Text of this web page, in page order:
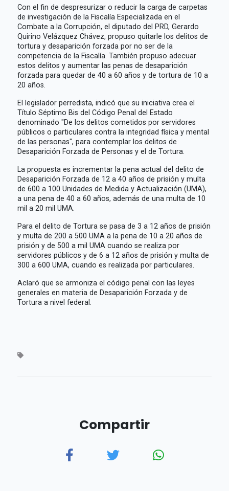
Con el fin de despresurizar o reducir la carga de carpetas
de investigación de la Fiscalía Especializada en el
Combate a la Corrupción, el diputado del PRD, Gerardo
Quirino Velázquez Chávez, propuso quitarle los delitos de
tortura y desaparición forzada por no ser de la
competencia de la Fiscalía. También propuso adecuar
estos delitos y aumentar las penas de desaparición
forzada para quedar de 40 a 60 años y de tortura de 10 a
20 años.
El legislador perredista, indicó que su iniciativa crea el
Título Séptimo Bis del Código Penal del Estado
denominado "De los delitos cometidos por servidores
públicos o particulares contra la integridad física y mental
de las personas", para contemplar los delitos de
Desaparición Forzada de Personas y el de Tortura.
La propuesta es incrementar la pena actual del delito de
Desaparición Forzada de 12 a 40 años de prisión y multa
de 600 a 100 Unidades de Medida y Actualización (UMA),
a una pena de 40 a 60 años, además de una multa de 10
mil a 20 mil UMA.
Para el delito de Tortura se pasa de 3 a 12 años de prisión
y multa de 200 a 500 UMA a la pena de 10 a 20 años de
prisión y de 500 a mil UMA cuando se realiza por
servidores públicos y de 6 a 12 años de prisión y multa de
300 a 600 UMA, cuando es realizada por particulares.
Aclaró que se armoniza el código penal con las leyes
generales en materia de Desaparición Forzada y de
Tortura a nivel federal.
Compartir